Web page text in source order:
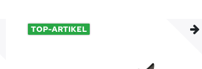
TOP-ARTIKEL